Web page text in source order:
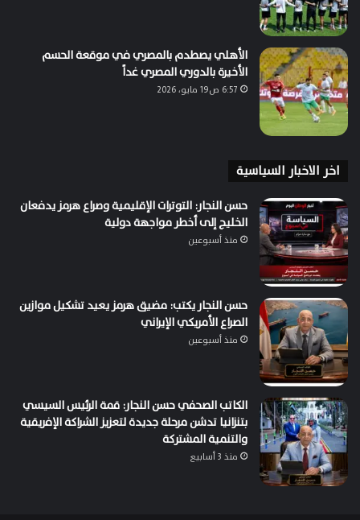
الأهلي يصطدم بالمصري في موقعة الحسم
الأخيرة بالدوري المصري غداً
6:57 ص19 مايو، 2026
اخر الاخبار السياسية
حسن النجار: التوترات الإقليمية وصراع هرمز يدفعان
الخليج إلى أخطر مواجهة دولية
منذ أسبوعين
حسن النجار يكتب: مضيق هرمز يعيد تشكيل موازين
الصراع الأمريكي الإيراني
منذ أسبوعين
الكاتب الصحفي حسن النجار: قمة الرئيس السيسي
بتنزانيا تدشن مرحلة جديدة لتعزيز الشراكة الإفريقية
والتنمية المشتركة
منذ 3 أسابيع